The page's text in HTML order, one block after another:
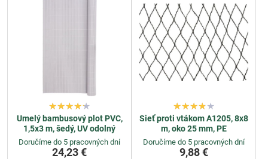
Umelý bambusový plot PVC,
1,5x3 m, šedý, UV odolný
Doručíme do 5 pracovných dní
24,23 €
Sieť proti vtákom A1205, 8x8
m, oko 25 mm, PE
Doručíme do 5 pracovných dní
9,88 €